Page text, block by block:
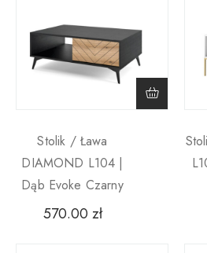
Stolik / Ława
DIAMOND L104 |
Dąb Evoke Czarny
570.00 zł